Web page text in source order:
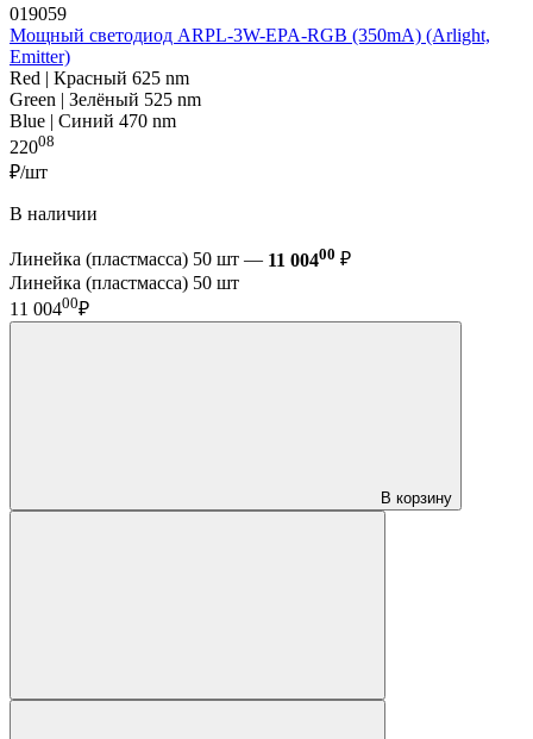
019059
Мощный светодиод ARPL-3W-EPA-RGB (350mA) (Arlight,
Emitter)
Red | Красный 625 nm
Green | Зелёный 525 nm
Blue | Синий 470 nm
22008
₽/шт
В наличии
Линейка (пластмасса) 50 шт — 11 00400 ₽
Линейка (пластмасса) 50 шт
11 00400₽
В корзину